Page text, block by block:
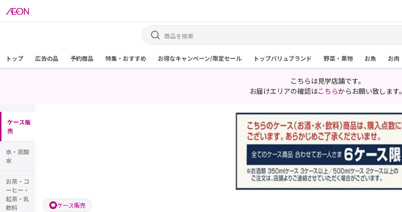
トップ 広告の品 予約商品 特集・おすすめ お得なキャンペーン/限定セール トップバリュブランド 野菜・果物 お魚 お肉
こちらは見学店舗です。
お届けエリアの確認はこちらからお願い致します。
ケース販
売
水・炭酸
水
お茶・コ
ーヒー・
紅茶・乳
飲料
ケース販売